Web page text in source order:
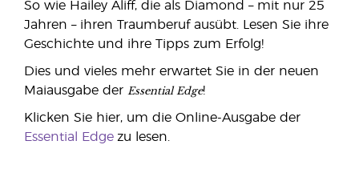
So wie Hailey Aliff, die als Diamond – mit nur 25
Jahren – ihren Traumberuf ausübt. Lesen Sie ihre
Geschichte und ihre Tipps zum Erfolg!
Dies und vieles mehr erwartet Sie in der neuen
Maiausgabe der Essential Edge!
Klicken Sie hier, um die Online-Ausgabe der
Essential Edge zu lesen.